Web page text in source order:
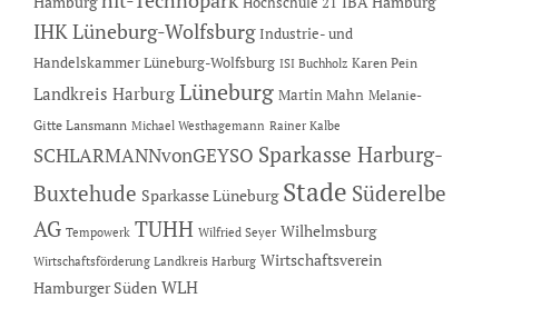
IHK Lüneburg-Wolfsburg Industrie- und
Handelskammer Lüneburg-Wolfsburg ISI Buchholz Karen Pein
Landkreis Harburg Lüneburg Martin Mahn Melanie-
Gitte Lansmann Michael Westhagemann Rainer Kalbe
SCHLARMANNvonGEYSO Sparkasse Harburg-
Buxtehude Sparkasse Lüneburg Stade Süderelbe
AG Tempowerk TUHH Wilfried Seyer Wilhelmsburg
Wirtschaftsförderung Landkreis Harburg Wirtschaftsverein
Hamburger Süden WLH